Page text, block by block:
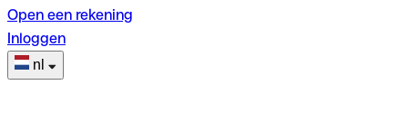
Open een rekening
Inloggen
nl